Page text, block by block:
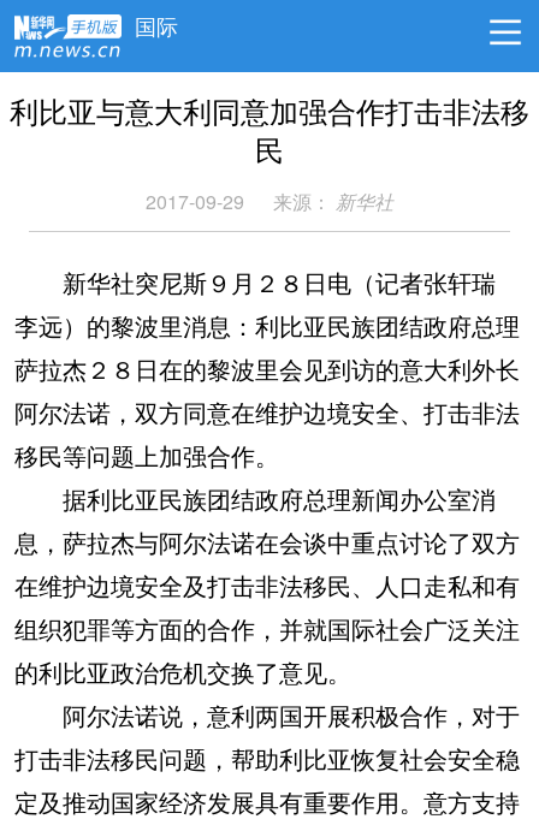
国际
利比亚与意大利同意加强合作打击非法移
民
2017-09-29 来源： 新华社
新华社突尼斯９月２８日电（记者张轩瑞
李远）的黎波里消息：利比亚民族团结政府总理
萨拉杰２８日在的黎波里会见到访的意大利外长
阿尔法诺，双方同意在维护边境安全、打击非法
移民等问题上加强合作。
据利比亚民族团结政府总理新闻办公室消
息，萨拉杰与阿尔法诺在会谈中重点讨论了双方
在维护边境安全及打击非法移民、人口走私和有
组织犯罪等方面的合作，并就国际社会广泛关注
的利比亚政治危机交换了意见。
阿尔法诺说，意利两国开展积极合作，对于
打击非法移民问题，帮助利比亚恢复社会安全稳
定及推动国家经济发展具有重要作用。意方支持